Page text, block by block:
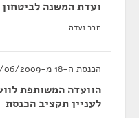
ועדת המשנה לביטחון
חבר ועדה
הכנסת ה-18 מ-08/06/2009 עד 05/02/2013
הוועדה המשותפת
לעניין תקציב הכנסת